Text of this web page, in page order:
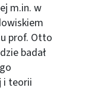
m.in. w
prof. Otto
badał
i teorii